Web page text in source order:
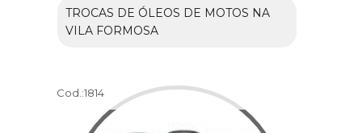
TROCAS DE ÓLEOS DE MOTOS NA
VILA FORMOSA
Cod.:1814